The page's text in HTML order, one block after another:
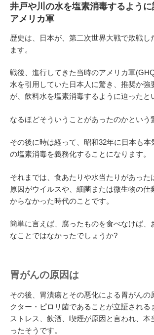
井戸や川の水を塩素消毒するよう
アメリカ軍
歴史は、日本が、第二次世界大戦で敗戦し
ます。
戦後、進行してきた当時のアメリカ軍
水を引用していた日本人に驚き、推奨か強
が、飲料水を塩素消毒するように迫ったと
なるほどそういうことがあったのかという
その後に時は経って、昭和32年に日本も本
の塩素消毒を義務化することになります。
それまでは、食あたりや水当たりがあった
原因がウイルスや、細菌または微生物の仕
からなかった時代のことです。
簡単に言えば、腐ったものを食べなけば、
なことではなかったでしょうか?
胃がんの原因は
その後、胃潰瘍とその悪化による胃がんの
クター・ピロリ菌であることが立証される
ストレス、飲酒、喫煙が原因と言われ、本
ったそうです。